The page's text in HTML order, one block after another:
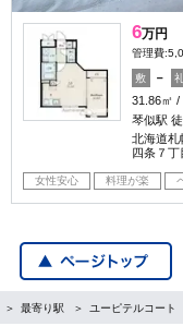
6万円
管理費
敷 －
31.86㎡
琴似駅
北海道札
四条７丁
女性安心 料理が楽
最寄り駅 ユーピテルコート